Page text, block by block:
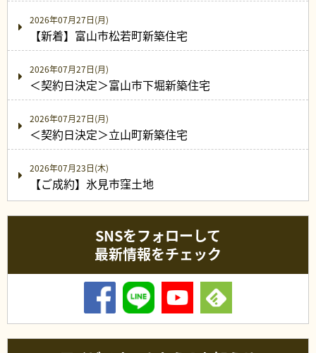
2026年07月27日(月)
【新着】富山市松若町新築住宅
2026年07月27日(月)
＜契約日決定＞富山市下堀新築住宅
2026年07月27日(月)
＜契約日決定＞立山町新築住宅
2026年07月23日(木)
【ご成約】氷見市窪土地
SNSをフォローして
最新情報をチェック